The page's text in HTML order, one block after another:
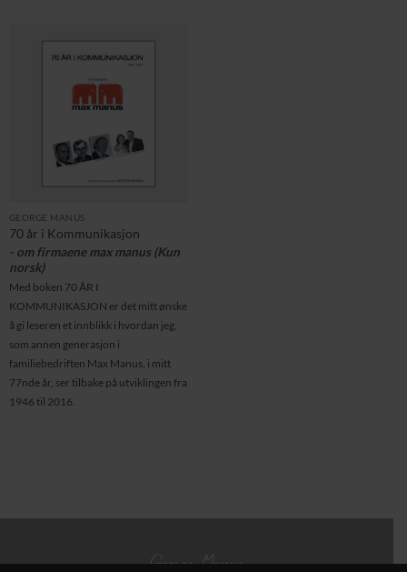
GEORGE MANUS
70 år i Kommunikasjon
- om firmaene max manus (Kun
norsk)
Med boken 70 ÅR I
KOMMUNIKASJON er det mitt ønske
å gi leseren et innblikk i hvordan jeg,
som annen generasjon i
familiebedriften Max Manus, i mitt
77nde år, ser tilbake på utviklingen fra
1946 til 2016.